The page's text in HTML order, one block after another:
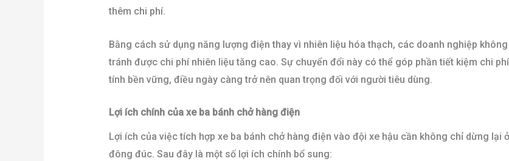
thêm chi phí.
Bằng cách sử dụng năng lượng điện thay vì nhiên liệu hóa thạch, các doanh nghiệp
tránh được chi phí nhiên liệu tăng cao. Sự chuyển đổi này có thể góp phần tiết kiệm chi
tính bền vững, điều ngày càng trở nên quan trọng đối với người tiêu dùng.
Lợi ích chính của xe ba bánh chở hàng điện
Lợi ích của việc tích hợp xe ba bánh chở hàng điện vào đội xe hậu cần không chỉ dừng lại
đông đúc. Sau đây là một số lợi ích chính bổ sung: